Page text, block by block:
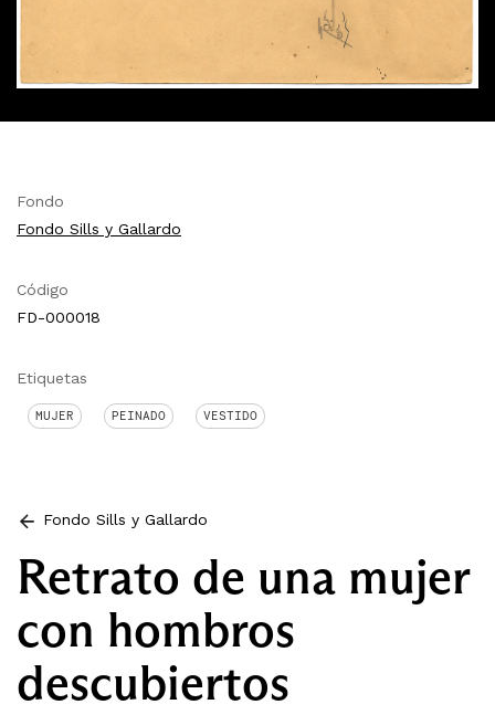
Fondo
Fondo Sills y Gallardo
Código
FD-000018
Etiquetas
MUJER PEINADO VESTIDO
Fondo Sills y Gallardo
Retrato de una mujer
con hombros
descubiertos